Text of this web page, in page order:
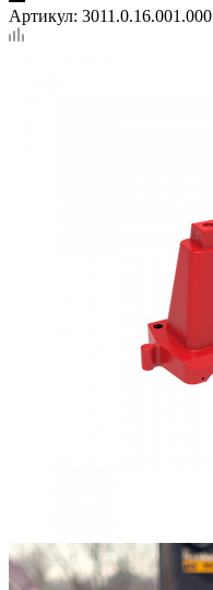
Артикул: 3011.0.16.001.000